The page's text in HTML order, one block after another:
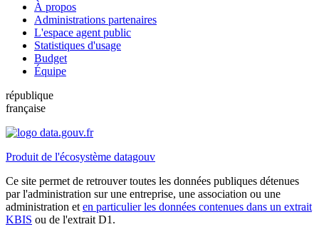
À propos
Administrations partenaires
L'espace agent public
Statistiques d'usage
Budget
Équipe
république
française
Produit de l'écosystème datagouv
Ce site permet de retrouver toutes les données publiques détenues
par l'administration sur une entreprise, une association ou une
administration et en particulier les données contenues dans un extrait
KBIS ou de l'extrait D1.